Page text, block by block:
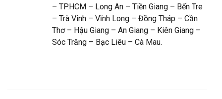
– TP.HCM – Long An – Tiền Giang – Bến Tre
– Trà Vinh – Vĩnh Long – Đồng Tháp – Cần
Thơ – Hậu Giang – An Giang – Kiên Giang –
Sóc Trăng – Bạc Liêu – Cà Mau.